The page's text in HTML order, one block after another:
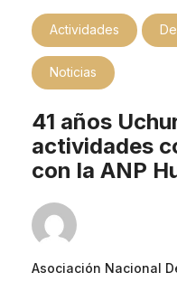
Actividades
Noticias
41 años
actividades
con la ANP
Asociación Nacional